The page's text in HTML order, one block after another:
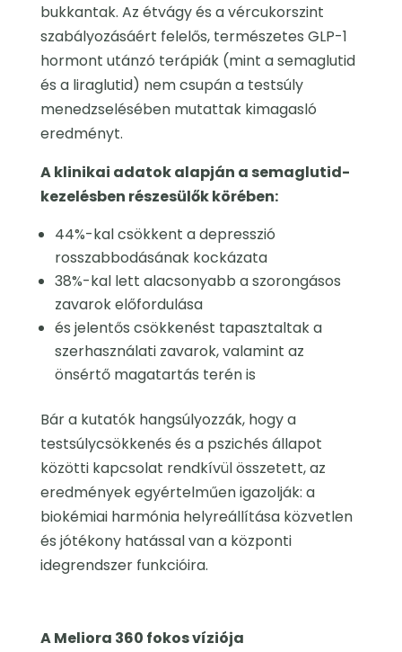
bukkantak. Az étvágy és a vércukorszint
szabályozásáért felelős, természetes GLP-1
hormont utánzó terápiák (mint a semaglutid
és a liraglutid) nem csupán a testsúly
menedzselésében mutattak kimagasló
eredményt.
A klinikai adatok alapján a semaglutid-
kezelésben részesülők körében:
44%-kal csökkent a depresszió
rosszabbodásának kockázata
38%-kal lett alacsonyabb a szorongásos
zavarok előfordulása
és jelentős csökkenést tapasztaltak a
szerhasználati zavarok, valamint az
önsértő magatartás terén is
Bár a kutatók hangsúlyozzák, hogy a
testsúlycsökkenés és a pszichés állapot
közötti kapcsolat rendkívül összetett, az
eredmények egyértelműen igazolják: a
biokémiai harmónia helyreállítása közvetlen
és jótékony hatással van a központi
idegrendszer funkcióira.
A Meliora 360 fokos víziója